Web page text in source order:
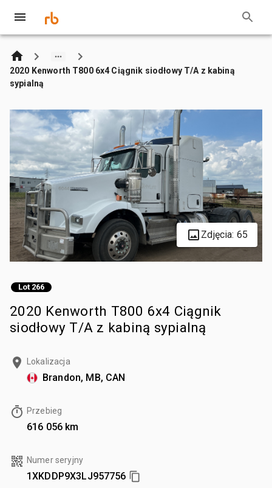
2020 Kenworth T800 6x4 Ciągnik siodłowy T/A z kabiną
sypialną
Zdjęcia: 65
Lot 266
2020 Kenworth T800 6x4 Ciągnik
siodłowy T/A z kabiną sypialną
Lokalizacja
Brandon, MB, CAN
Przebieg
616 056 km
Numer seryjny
1XKDDP9X3LJ957756